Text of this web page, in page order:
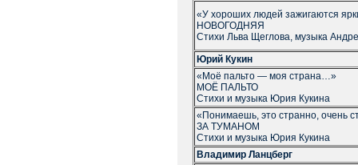
«У хороших людей зажигаются
НОВОГОДНЯЯ
Стихи Льва Щеглова, музыка
Юрий Кукин
«Моё пальто — моя страна…»
МОЁ ПАЛЬТО
Стихи и музыка Юрия Кукина
«Понимаешь, это странно, очень
ЗА ТУМАНОМ
Стихи и музыка Юрия Кукина
Владимир Ланцберг